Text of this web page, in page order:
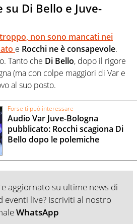
su Di Bello e Juve-
non sono mancati nei
e Rocchi ne è consapevole.
Tanto che Di Bello, dopo il rigore
(ma con colpe maggiori di Var e
al suo posto.
Forse ti può interessare
Audio Var Juve-Bologna
pubblicato: Rocchi scagiona Di
Bello dopo le polemiche
aggiornato su ultime news di
live? Iscriviti al nostro
WhatsApp